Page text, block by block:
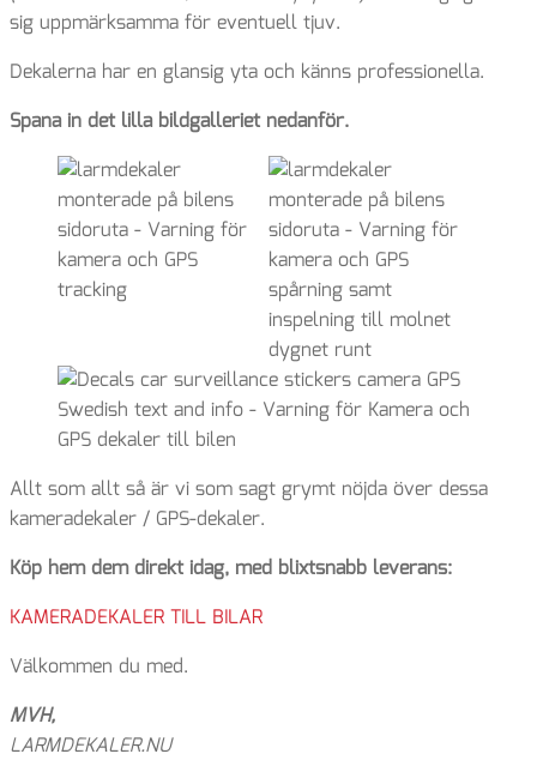
sig uppmärksamma för eventuell tjuv.
Dekalerna har en glansig yta och känns professionella.
Spana in det lilla bildgalleriet nedanför.
Allt som allt så är vi som sagt grymt nöjda över dessa
kameradekaler / GPS-dekaler.
Köp hem dem direkt idag, med blixtsnabb leverans:
KAMERADEKALER TILL BILAR
Välkommen du med.
MVH,
LARMDEKALER.NU